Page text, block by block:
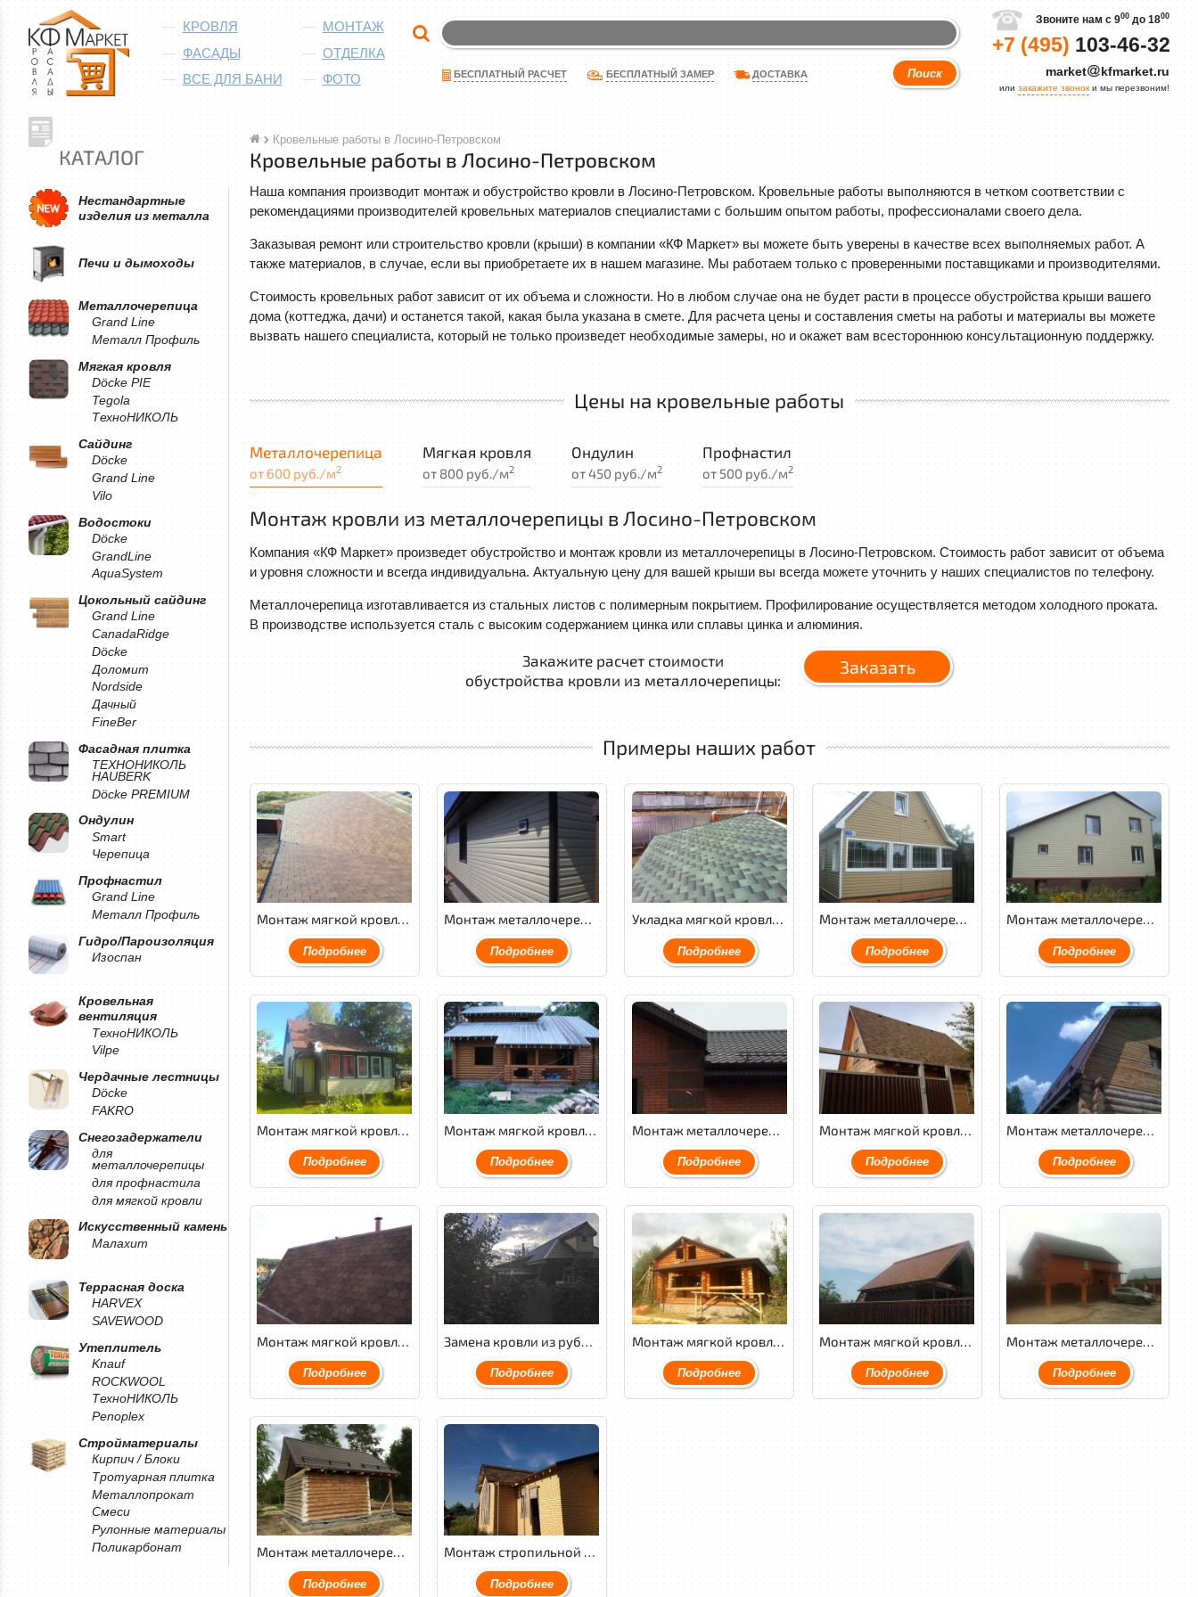
КРОВЛЯ
ФАСАДЫ
ВСЕ ДЛЯ БАНИ
МОНТАЖ
ОТДЕЛКА
ФОТО
БЕСПЛАТНЫЙ РАСЧЕТ БЕСПЛАТНЫЙ ЗАМЕР ДОСТАВКА
Звоните нам с 900 до 1800
+7 (495) 103-46-32
market kfmarket.ru
или закажите звоноки мы перезвоним!
КАТАЛОГ
Нестандартные
изделия из металла
Печи и дымоходы
Металлочерепица
Grand Line
Металл Профиль
Мягкая кровля
Döcke PIE
Tegola
ТехноНИКОЛЬ
Сайдинг
Döcke
Grand Line
Vilo
Водостоки
Döcke
GrandLine
AquaSystem
Цокольный сайдинг
Grand Line
CanadaRidge
Döcke
Доломит
Nordside
Дачный
FineBer
Фасадная плитка
ТЕХНОНИКОЛЬ
HAUBERK
Döcke PREMIUM
Ондулин
Smart
Черепица
Профнастил
Grand Line
Металл Профиль
Гидро/Пароизоляция
Изоспан
Кровельная
вентиляция
ТехноНИКОЛЬ
Vilpe
Чердачные лестницы
Döcke
FAKRO
Снегозадержатели
для
металлочерепицы
для профнастила
для мягкой кровли
Искусственный камень
Малахит
Террасная доска
HARVEX
SAVEWOOD
Утеплитель
Knauf
ROCKWOOL
ТехноНИКОЛЬ
Penoplex
Стройматериалы
Кирпич / Блоки
Тротуарная плитка
Металлопрокат
Смеси
Рулонные материалы
Поликарбонат
Кровельные работы в Лосино-Петровском
Кровельные работы в Лосино-Петровском
Наша компания производит монтаж и обустройство кровли в Лосино-Петровском. Кровельные работы выполняются в четком соответствии с
рекомендациями производителей кровельных материалов специалистами с большим опытом работы, профессионалами своего дела.
Заказывая ремонт или строительство кровли (крыши) в компании «КФ Маркет» вы можете быть уверены в качестве всех выполняемых работ. А
также материалов, в случае, если вы приобретаете их в нашем магазине. Мы работаем только с проверенными поставщиками и производителями.
Стоимость кровельных работ зависит от их объема и сложности. Но в любом случае она не будет расти в процессе обустройства крыши вашего
дома (коттеджа, дачи) и останется такой, какая была указана в смете. Для расчета цены и составления сметы на работы и материалы вы можете
вызвать нашего специалиста, который не только произведет необходимые замеры, но и окажет вам всестороннюю консультационную поддержку.
Цены на кровельные работы
Металлочерепица
от 600 руб./м2
Мягкая кровля
от 800 руб./м2
Ондулин
от 450 руб./м2
Профнастил
от 500 руб./м2
Монтаж кровли из металлочерепицы в Лосино-Петровском
Компания «КФ Маркет» произведет обустройство и монтаж кровли из металлочерепицы в Лосино-Петровском. Стоимость работ зависит от объема
и уровня сложности и всегда индивидуальна. Актуальную цену для вашей крыши вы всегда можете уточнить у наших специалистов по телефону.
Металлочерепица изготавливается из стальных листов с полимерным покрытием. Профилирование осуществляется методом холодного проката.
В производстве используется сталь с высоким содержанием цинка или сплавы цинка и алюминия.
Закажите расчет стоимости
обустройства кровли из металлочерепицы:
Заказать
Примеры наших работ
Монтаж мягкой кровли Tegola Nordland классик.
Подробнее
Монтаж металлочерепицы GL Granite с обустройством венткамеры и утеплением кровли.
Подробнее
Укладка мягкой кровли Katepal.
Подробнее
Монтаж металлочерепицы GL Granite с обустройством венткамеры и утеплением кровли.
Подробнее
Монтаж металлочерепицы Weckman PuralMatt c обустройством венткамеры и утеплением кровли.
Подробнее
Монтаж мягкой кровли Tegola Nordland классик с утеплением и обустройством венткамеры.
Подробнее
Монтаж мягкой кровли Tegola Nordland Классик с обустройством венткамеры.
Подробнее
Монтаж металлочерепицы Weckman PuralMatt, подшив фронтонных и карнизных свесов софитами Docke.
Подробнее
Монтаж мягкой кровли Tegola Nordland классик совместно с монтажом водосточной системы Docke.
Подробнее
Монтаж металлочерепицы PJR с обустройством венткамеры и монтажом контробрешётки.
Подробнее
Монтаж мягкой кровли Tegola Nordland Антик с обустройством венткамеры.
Подробнее
Замена кровли из рубероида на металлочерепицу GL Quarzit.
Подробнее
Монтаж мягкой кровли Tegola Nordland классик с обустройством венткамеры и монтажом водосточной системы Aquasystem.
Подробнее
Монтаж мягкой кровли Tegola Nordland классик с утеплением и обустройством венткамеры.
Подробнее
Монтаж металлочерепицы Weckman PuralMatt cовместно с переделкой стропильной системы, обустройством венткамеры и утеплением кровли.
Подробнее
Монтаж металлочерепицы Weckman PuralMatt.
Подробнее
Монтаж стропильной системы, монтаж мягкой кровли Tegola Premium Либерти.
Подробнее